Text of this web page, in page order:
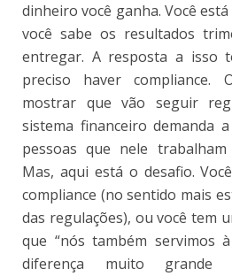
dinheiro você ganha. Você
você sabe os resultados
entregar. A resposta a isso
preciso haver compliance.
mostrar que vão seguir
sistema financeiro demanda
pessoas que nele
Mas, aqui está o desafio.
compliance (no sentido mais
das regulações), ou você tem
que “nós também servimos
diferença muito